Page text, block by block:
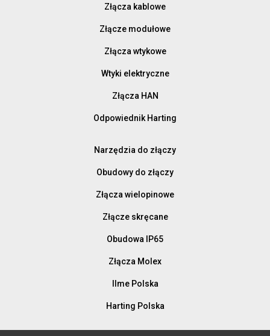
Złącza kablowe
Złącze modułowe
Złącza wtykowe
Wtyki elektryczne
Złącza HAN
Odpowiednik Harting
Narzędzia do złączy
Obudowy do złączy
Złącza wielopinowe
Złącze skręcane
Obudowa IP65
Złącza Molex
Ilme Polska
Harting Polska